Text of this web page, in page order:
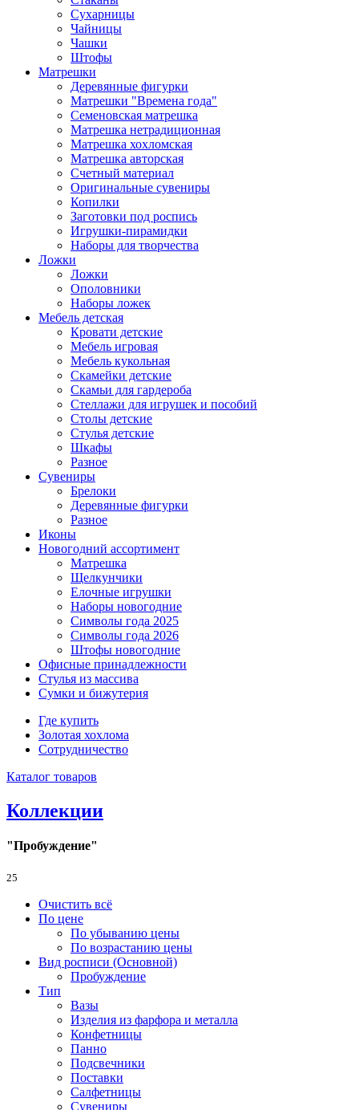
Сухарницы
Чайницы
Чашки
Штофы
Матрешки
Деревянные фигурки
Матрешки "Времена года"
Семеновская матрешка
Матрешка нетрадиционная
Матрешка хохломская
Матрешка авторская
Счетный материал
Оригинальные сувениры
Копилки
Заготовки под роспись
Игрушки-пирамидки
Наборы для творчества
Ложки
Ложки
Ополовники
Наборы ложек
Мебель детская
Кровати детские
Мебель игровая
Мебель кукольная
Скамейки детские
Скамьи для гардероба
Стеллажи для игрушек и пособий
Столы детские
Стулья детские
Шкафы
Разное
Сувениры
Брелоки
Деревянные фигурки
Разное
Иконы
Новогодний ассортимент
Матрешка
Щелкунчики
Елочные игрушки
Наборы новогодние
Символы года 2025
Символы года 2026
Штофы новогодние
Офисные принадлежности
Стулья из массива
Сумки и бижутерия
Где купить
Золотая хохлома
Сотрудничество
Каталог товаров
Коллекции
"Пробуждение"
25
Очистить всё
По цене
По убыванию цены
По возрастанию цены
Вид росписи (Основной)
Пробуждение
Тип
Вазы
Изделия из фарфора и металла
Конфетницы
Панно
Подсвечники
Поставки
Салфетницы
Сувениры